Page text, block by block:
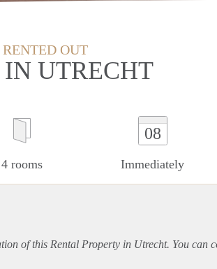
OUT
UTRECHT
4 rooms
08
Immediately
of this Rental Property in Utrecht. You can